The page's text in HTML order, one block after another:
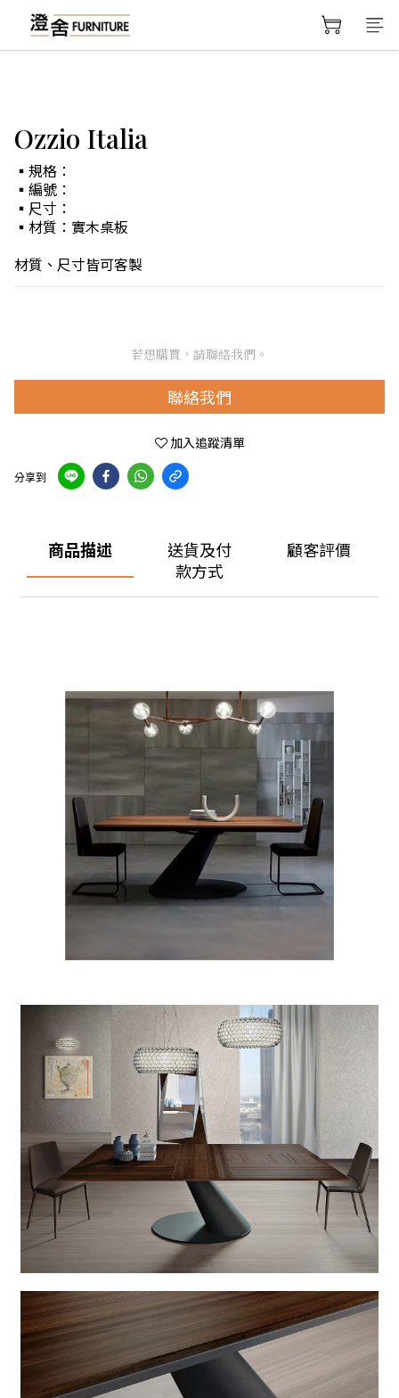
Ozzio Italia
▪規格：
▪編號：
▪尺寸：
▪材質：實木桌板
材質、尺寸皆可客製
若想購買，請聯絡我們。
聯絡我們
加入追蹤清單
分享到
商品描述
送貨及付
款方式
顧客評價